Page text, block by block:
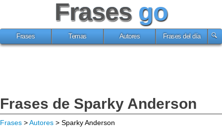
Frases go
Frases Temas Autores Frases del día
Frases de Sparky Anderson
Frases >Autores > Sparky Anderson